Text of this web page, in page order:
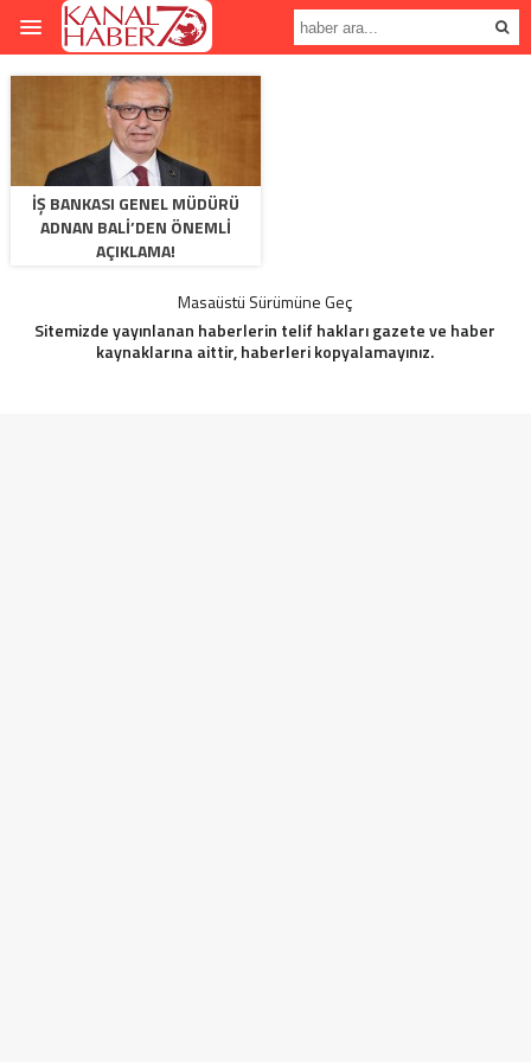
İŞ BANKASI GENEL MÜDÜRÜ
ADNAN BALI’DEN ÖNEMLI
AÇIKLAMA!
Masaüstü Sürümüne Geç
Sitemizde yayınlanan haberlerin telif hakları gazete ve haber
kaynaklarına aittir, haberleri kopyalamayınız.